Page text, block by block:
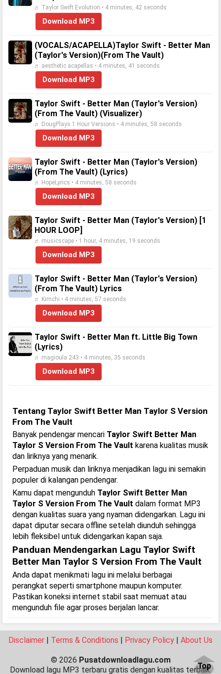
♬ Taylor Swift Evolution • 4 minutes, 42 seconds
Download MP3
(VOCALS/ACAPELLA)Taylor Swift - Better Man
(Taylor's Version)(From The Vault)
♬ aesthetic acapellas • 4 minutes, 41 seconds
Download MP3
Taylor Swift - Better Man (Taylor's Version)
(From The Vault) (Visualizer)
♬ DougPlays 1 Hour Versions • 4 minutes, 58 seconds
Download MP3
Taylor Swift - Better Man (Taylor's Version)
(From The Vault) (Lyrics)
♬ HopeLyrics • 4 minutes, 58 seconds
Download MP3
Taylor Swift - Better Man (Taylor's Version) [1
HOUR LOOP]
♬ musicscape • 1 hour, 4 minutes, 19 seconds
Download MP3
Taylor Swift - Better Man (Taylor's Version)
(From The Vault) Lyrics
♬ Kimchi • 4 minutes, 57 seconds
Download MP3
Taylor Swift - Better Man ft. Little Big Town
(Lyrics)
♬ magioula 243 • 4 minutes, 35 seconds
Download MP3
Tentang Taylor Swift Better Man Taylor S Version
From The Vault
Banyak pendengar mencari Taylor Swift Better Man
Taylor S Version From The Vault karena kualitas musik
dan liriknya yang menarik.
Perpaduan musik dan liriknya menjadikan lagu ini semakin
populer di kalangan pendengar.
Kamu dapat mengunduh Taylor Swift Better Man
Taylor S Version From The Vault dalam format MP3
dengan kualitas suara yang nyaman didengarkan. Lagu ini
dapat diputar secara offline setelah diunduh sehingga
lebih fleksibel untuk didengarkan kapan saja.
Panduan Mendengarkan Lagu Taylor Swift
Better Man Taylor S Version From The Vault
Anda dapat menikmati lagu ini melalui berbagai
perangkat seperti smartphone maupun komputer.
Pastikan koneksi internet stabil saat memuat atau
mengunduh file agar proses berjalan lancar.
Disclaimer | Terms & Conditions | Privacy Policy | About Us
© 2026 Pusatdownloadlagu.com
Download lagu MP3 terbaru gratis dengan kualitas terbaik.
Top